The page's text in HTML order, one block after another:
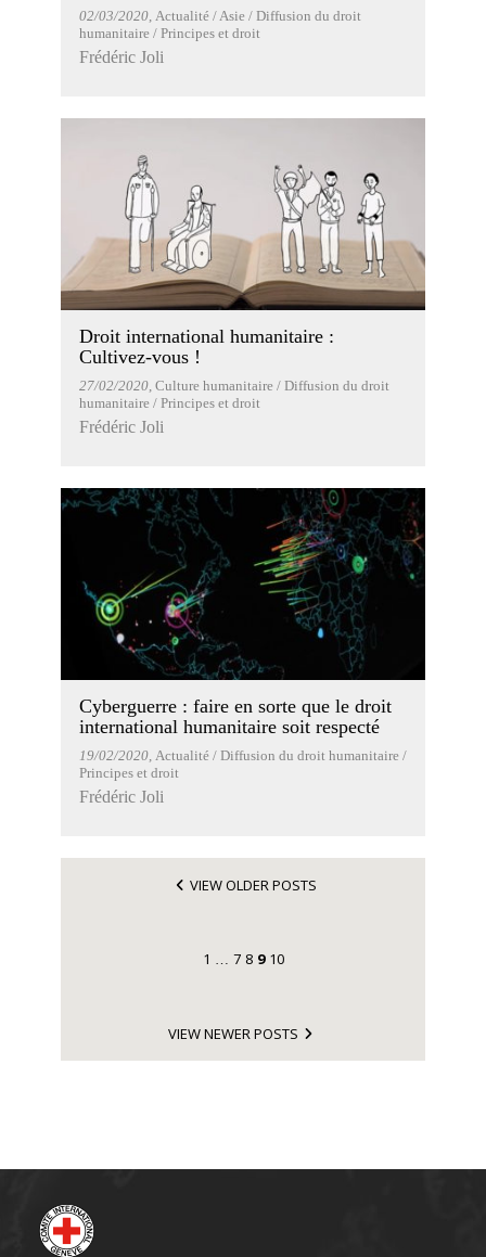
02/03/2020, Actualité / Asie / Diffusion du droit
humanitaire / Principes et droit
Frédéric Joli
Droit international humanitaire :
Cultivez-vous !
27/02/2020, Culture humanitaire / Diffusion du droit
humanitaire / Principes et droit
Frédéric Joli
Cyberguerre : faire en sorte que le droit
international humanitaire soit respecté
19/02/2020, Actualité / Diffusion du droit humanitaire /
Principes et droit
Frédéric Joli
VIEW OLDER POSTS
1 … 7 8 9 10
VIEW NEWER POSTS